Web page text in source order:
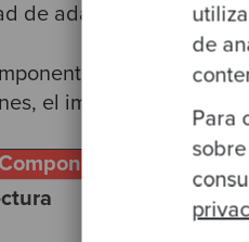
de
Para
de adaptación.
aporta una
el impacto termina